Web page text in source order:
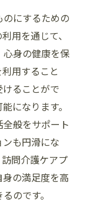
割
トの実際
心感
れる心の平
の理由
心感
の重要性
にするための
用を通じて、
身の健康を保
用すること
ることがで
になります。
般をサポート
も円滑にな
問介護ケアプ
の満足度を高
のです。